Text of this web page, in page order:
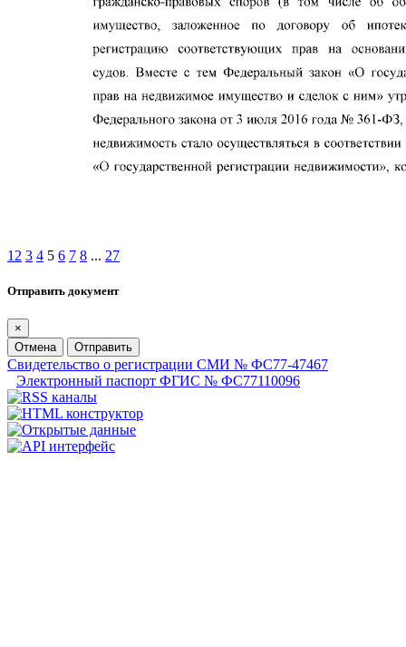
1 2 3 4 5 6 7 8 ... 27
Отправить документ
×
Отмена
Отправить
Свидетельство о регистрации СМИ № ФС77-47467
Электронный паспорт ФГИС № ФС77110096